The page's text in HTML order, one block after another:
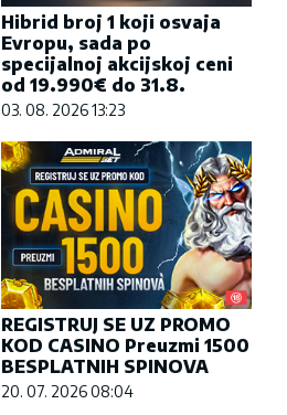
Hibrid broj 1 koji osvaja
Evropu, sada po
specijalnoj akcijskoj ceni
od 19.990€ do 31.8.
03. 08. 2026 13:23
REGISTRUJ SE UZ PROMO
KOD CASINO Preuzmi 1500
BESPLATNIH SPINOVA
20. 07. 2026 08:04